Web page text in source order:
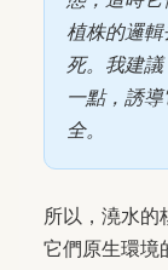
植株的邏
死。我建
一點，誘
全。
所以，澆水的
它們原生環境